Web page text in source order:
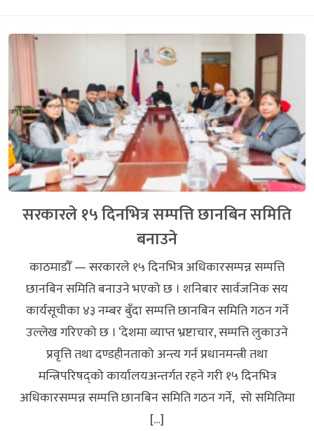
सरकारले १५ दिनभित्र सम्पत्ति छानबिन समिति
बनाउने
काठमाडौँ — सरकारले १५ दिनभित्र अधिकारसम्पन्न सम्पत्ति
छानबिन समिति बनाउने भएको छ । शनिबार सार्वजनिक सय
कार्यसूचीका ४३ नम्बर बुँदा सम्पत्ति छानबिन समिति गठन गर्ने
उल्लेख गरिएको छ । ‘देशमा व्याप्त भ्रष्टाचार, सम्पत्ति लुकाउने
प्रवृत्ति तथा दण्डहीनताको अन्त्य गर्न प्रधानमन्त्री तथा
मन्त्रिपरिषद्को कार्यालयअन्तर्गत रहने गरी १५ दिनभित्र
अधिकारसम्पन्न सम्पत्ति छानबिन समिति गठन गर्ने, सो समितिमा
[…]